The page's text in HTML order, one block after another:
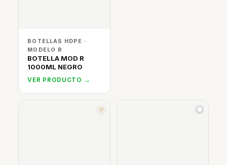
BOTELLAS HDPE ·
MODELO R
BOTELLA MOD R
1000ML NEGRO
VER PRODUCTO →